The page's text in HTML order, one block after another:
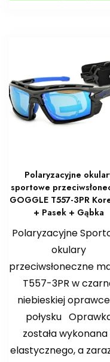
Polaryzacyjne
sportowe
GOGGLE T557-3PR
+ Pasek + Gąbka
Polaryzacyjne
okulary
przeciwsłoneczne
T557-3PR w
niebieskiej
połysku
została wykonana
elastycznego, a